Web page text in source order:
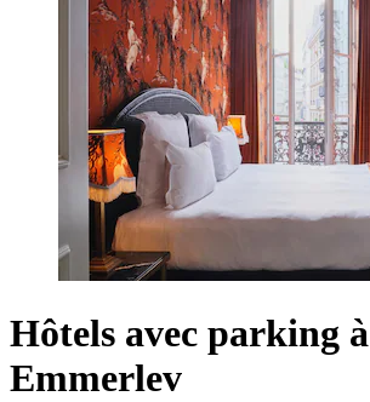
Hôtels avec parking à
Emmerlev